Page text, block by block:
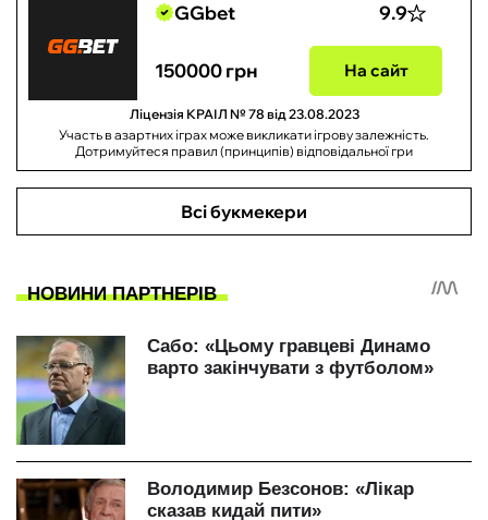
GGbet 9.9
150000 грн На сайт
Ліцензія КРАІЛ № 78 від 23.08.2023
Участь в азартних іграх може викликати ігрову залежність.
Дотримуйтеся правил (принципів) відповідальної гри
Всі букмекери